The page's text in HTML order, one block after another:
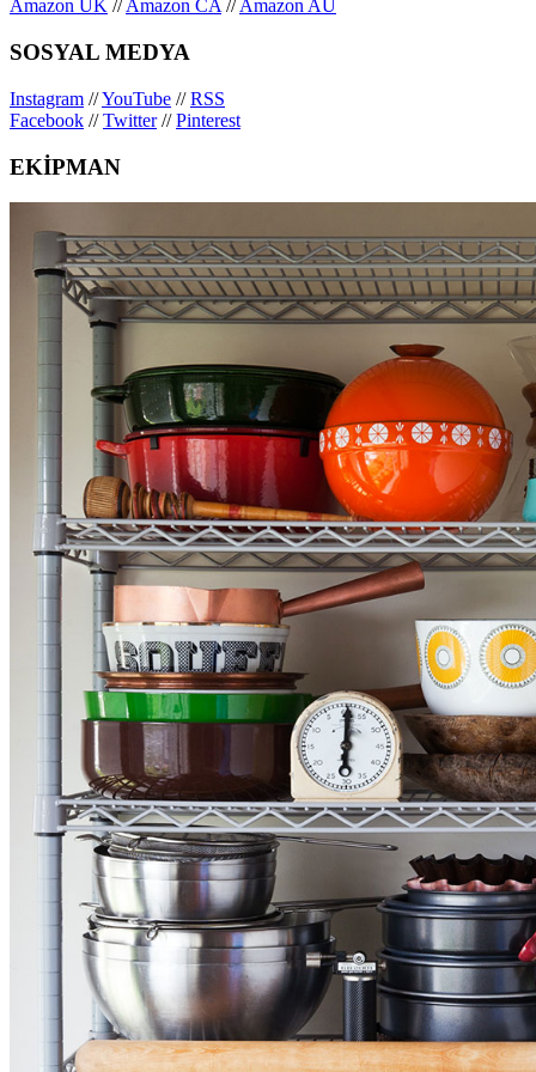
Amazon UK //Amazon CA //Amazon AU
SOSYAL MEDYA
Instagram //YouTube //RSS
Facebook //Twitter//Pinterest
EKİPMAN